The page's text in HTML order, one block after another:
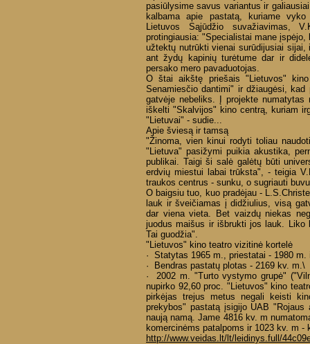
pasiūlysime savus variantus ir
kalbama apie pastatą, kuriame
Lietuvos Sąjūdžio suvažiavimas,
protingiausia: "Specialistai mane
užtektų nutrūkti vienai surūdijusiai
ant žydų kapinių turėtume dar ir
persako mero pavaduotojas.
O štai aikštę priešais "Lietuvos"
Senamiesčio dantimi" ir džiaugėsi,
gatvėje nebeliks. Į projekte numatytas
iškelti "Skalvijos" kino centrą, kuriam
"Lietuvai" - sudie...
Apie šviesą ir tamsą
"Žinoma, vien kinui rodyti toliau
"Lietuva" pasižymi puikia akustika,
publikai. Taigi ši salė galėtų būti
erdvių miestui labai trūksta", - teigia
traukos centrus - sunku, o sugriauti
O baigsiu tuo, kuo pradėjau -
lauk ir šveičiamas į didžiulius, visą
dar viena vieta. Bet vaizdų niekas
juodus maišus ir išbrukti jos lauk. Liko
Tai guodžia".
"Lietuvos" kino teatro vizitinė kortelė
· Statytas 1965 m., priestatai - 1980 m.
· Bendras pastatų plotas - 2169 kv. m.\
· 2002 m. "Turto vystymo grupė"
nupirko 92,60 proc. "Lietuvos" kino
pirkėjas trejus metus negali keisti
prekybos" pastatą įsigijo UAB
naują namą. Jame 4816 kv. m
komercinėms patalpoms ir 1023 kv. m -
http://www.veidas.lt/lt/leidinys.full/